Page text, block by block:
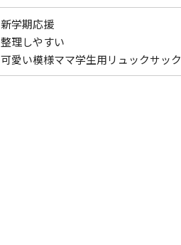
新学期応援
整理しやすい
可愛い模様ママ学生用リュックサック